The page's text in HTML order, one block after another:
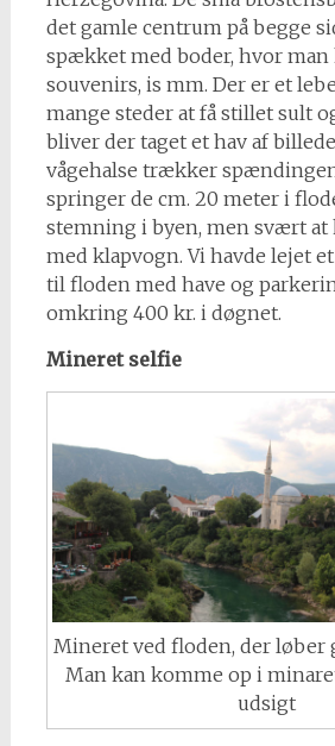
det gamle centrum på begge
spækket med boder, hvor man
souvenirs, is mm. Der er et
mange steder at få stillet sult
bliver der taget et hav af
vågehalse trækker
springer de cm. 20 meter i
stemning i byen, men svært
med klapvogn. Vi havde lejet
til floden med have og
omkring 400 kr. i døgnet.
Mineret selfie
Mineret ved floden, der løber
Man kan komme op i
udsigt